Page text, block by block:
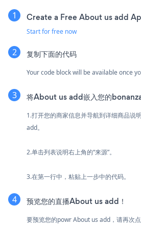
Create a Free About us add
Start for free now
复制下面的代码
Your code block will be available once
将About us add嵌入您的
1.打开您的商家信息并导航到详细商品说
add。
2.单击列表说明右上角的“来源”。
3.在第一行中，粘贴上一步中的代码。
预览您的直播About us add！
要预览您的powr About us add，请再次点